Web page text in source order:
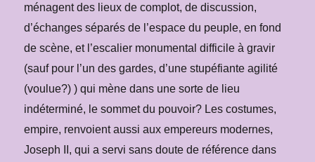
ménagent des lieux de complot, de discussion,
d’échanges séparés de l’espace du peuple, en fond
de scène, et l’escalier monumental difficile à gravir
(sauf pour l’un des gardes, d’une stupéfiante agilité
(voulue?) ) qui mène dans une sorte de lieu
indéterminé, le sommet du pouvoir? Les costumes,
empire, renvoient aussi aux empereurs modernes,
Joseph II, qui a servi sans doute de référence dans